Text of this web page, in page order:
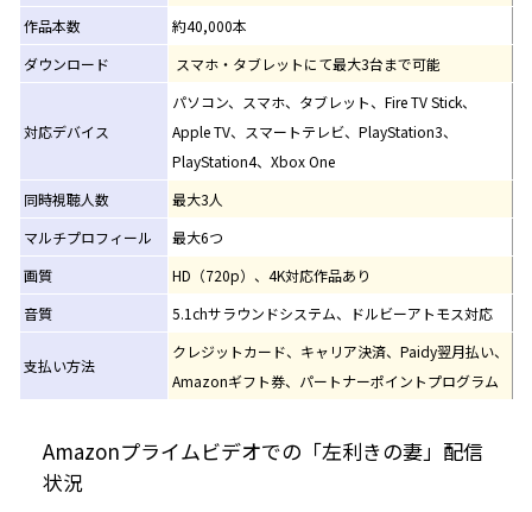
作品本数
約40,000本
ダウンロード
スマホ・タブレットにて最大3台まで可能
対応デバイス
パソコン、スマホ、タブレット、Fire TV Stick、
Apple TV、スマートテレビ、PlayStation3、
PlayStation4、Xbox One
同時視聴人数
最大3人
マルチプロフィール
最大6つ
画質
HD（720p）、4K対応作品あり
音質
5.1chサラウンドシステム、ドルビーアトモス対応
支払い方法
クレジットカード、キャリア決済、Paidy翌月払い、
Amazonギフト券、パートナーポイントプログラム
Amazonプライムビデオでの「左利きの妻」配信
状況